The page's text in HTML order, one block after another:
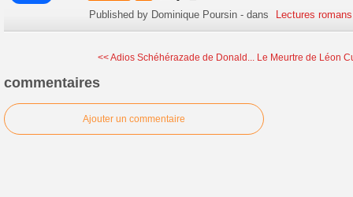
Published by Dominique Poursin -dans Lectures
<< Adios Schéhérazade de Donald... Le Meurtre de Léon
commentaires
Ajouter un commentaire